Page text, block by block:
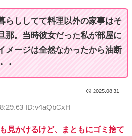
らししてて料理以外の家事はそ
那。当時彼女だった私が部屋に
メージは全然なかったから油断
・
2025.08.31
ID:v4aQbCxH
見かけるけど、まともにゴミ捨て